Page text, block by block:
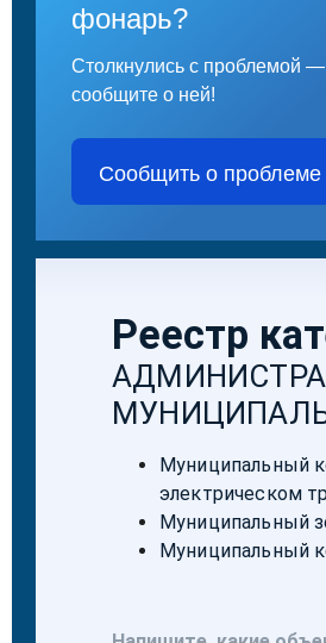
фонарь?
Столкнулись с проблемой —
сообщите о ней!
Сообщить о проблеме